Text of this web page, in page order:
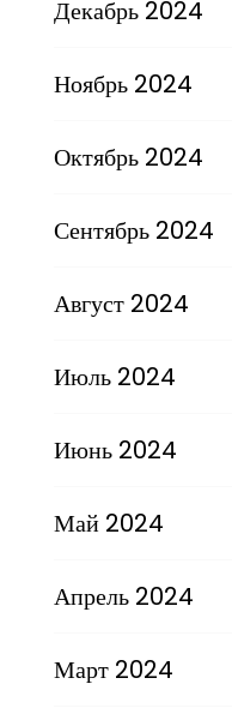
Декабрь 2024
Ноябрь 2024
Октябрь 2024
Сентябрь 2024
Август 2024
Июль 2024
Июнь 2024
Май 2024
Апрель 2024
Март 2024